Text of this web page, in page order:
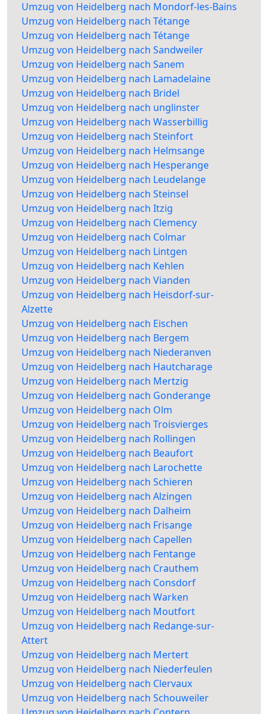
Umzug von Heidelberg nach Mondorf-les-Bains
Umzug von Heidelberg nach Tétange
Umzug von Heidelberg nach Tétange
Umzug von Heidelberg nach Sandweiler
Umzug von Heidelberg nach Sanem
Umzug von Heidelberg nach Lamadelaine
Umzug von Heidelberg nach Bridel
Umzug von Heidelberg nach unglinster
Umzug von Heidelberg nach Wasserbillig
Umzug von Heidelberg nach Steinfort
Umzug von Heidelberg nach Helmsange
Umzug von Heidelberg nach Hesperange
Umzug von Heidelberg nach Leudelange
Umzug von Heidelberg nach Steinsel
Umzug von Heidelberg nach Itzig
Umzug von Heidelberg nach Clemency
Umzug von Heidelberg nach Colmar
Umzug von Heidelberg nach Lintgen
Umzug von Heidelberg nach Kehlen
Umzug von Heidelberg nach Vianden
Umzug von Heidelberg nach Heisdorf-sur-
Alzette
Umzug von Heidelberg nach Eischen
Umzug von Heidelberg nach Bergem
Umzug von Heidelberg nach Niederanven
Umzug von Heidelberg nach Hautcharage
Umzug von Heidelberg nach Mertzig
Umzug von Heidelberg nach Gonderange
Umzug von Heidelberg nach Olm
Umzug von Heidelberg nach Troisvierges
Umzug von Heidelberg nach Rollingen
Umzug von Heidelberg nach Beaufort
Umzug von Heidelberg nach Larochette
Umzug von Heidelberg nach Schieren
Umzug von Heidelberg nach Alzingen
Umzug von Heidelberg nach Dalheim
Umzug von Heidelberg nach Frisange
Umzug von Heidelberg nach Capellen
Umzug von Heidelberg nach Fentange
Umzug von Heidelberg nach Crauthem
Umzug von Heidelberg nach Consdorf
Umzug von Heidelberg nach Warken
Umzug von Heidelberg nach Moutfort
Umzug von Heidelberg nach Redange-sur-
Attert
Umzug von Heidelberg nach Mertert
Umzug von Heidelberg nach Niederfeulen
Umzug von Heidelberg nach Clervaux
Umzug von Heidelberg nach Schouweiler